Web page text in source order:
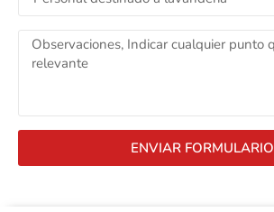
ENVIAR FORMULARIO